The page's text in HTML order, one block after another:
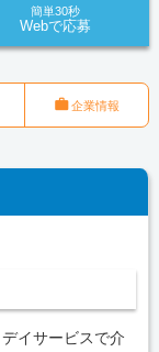
簡単30秒
Webで応募
企業情報
イサービスで介